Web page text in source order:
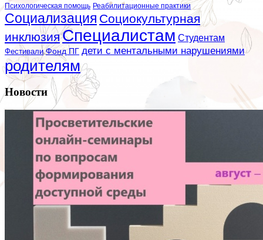
Психологическая помощь Реабилитационные практики
Социализация Социокультурная
инклюзияСпециалистам Студентам
Фестивали Фонд ПГ дети с ментальными нарушениями
родителям
Новости